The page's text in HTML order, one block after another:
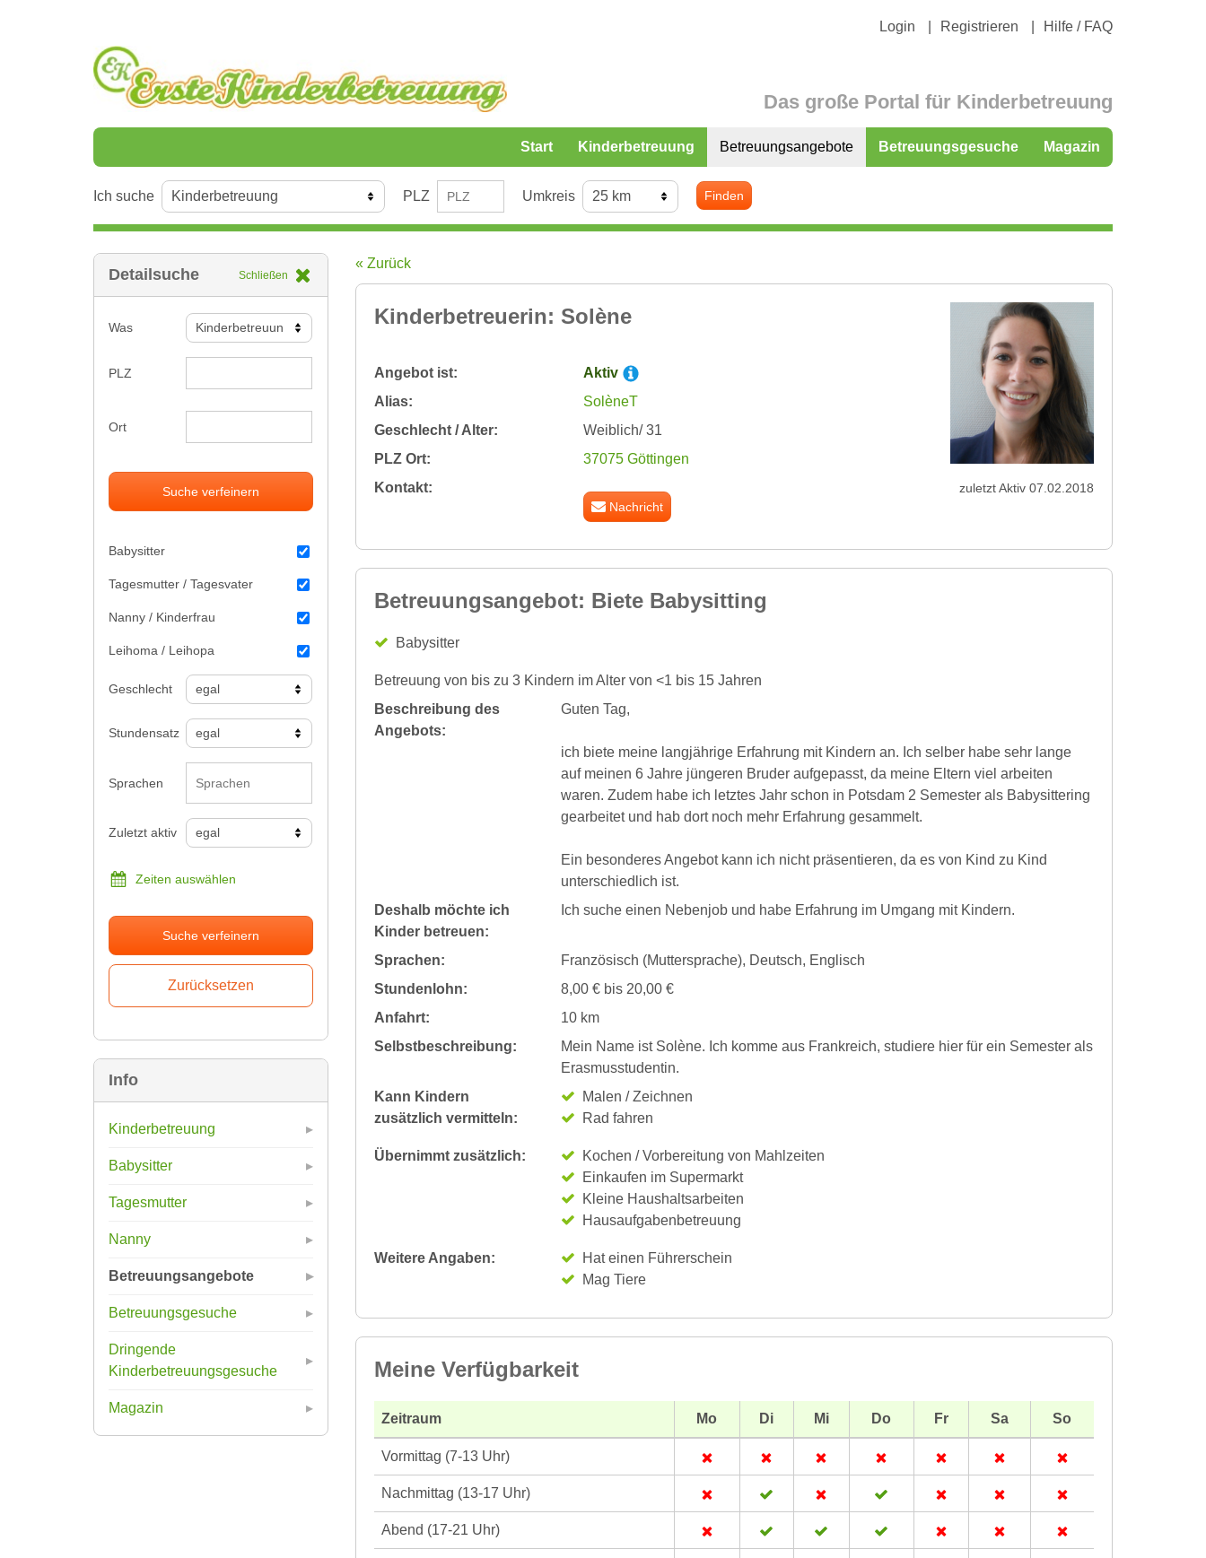
Login Registrieren Hilfe / FAQ
Das große Portal für Kinderbetreuung
Start Kinderbetreuung Betreuungsangebote Betreuungsgesuche Magazin
Ich suche PLZ Umkreis Finden
Detailsuche Schließen
Was
PLZ
Ort
Suche verfeinern
Babysitter
Tagesmutter / Tagesvater
Nanny / Kinderfrau
Leihoma / Leihopa
Geschlecht
Stundensatz
Sprachen
Zuletzt aktiv
Zeiten auswählen
Suche verfeinern
Info
Kinderbetreuung
Babysitter
Tagesmutter
Nanny
Betreuungsangebote
Betreuungsgesuche
Dringende
Kinderbetreuungsgesuche
Magazin
« Zurück
Kinderbetreuerin: Solène
Angebot ist:
Aktiv
Alias:
SolèneT
Geschlecht / Alter:
Weiblich/ 31
PLZ Ort:
37075 Göttingen
Kontakt:
Nachricht
zuletzt Aktiv 07.02.2018
Betreuungsangebot: Biete Babysitting
Babysitter
Betreuung von bis zu 3 Kindern im Alter von <1 bis 15 Jahren
Beschreibung des
Angebots:
Guten Tag,
ich biete meine langjährige Erfahrung mit Kindern an. Ich selber habe sehr lange
auf meinen 6 Jahre jüngeren Bruder aufgepasst, da meine Eltern viel arbeiten
waren. Zudem habe ich letztes Jahr schon in Potsdam 2 Semester als Babysittering
gearbeitet und hab dort noch mehr Erfahrung gesammelt.
Ein besonderes Angebot kann ich nicht präsentieren, da es von Kind zu Kind
unterschiedlich ist.
Deshalb möchte ich
Kinder betreuen:
Ich suche einen Nebenjob und habe Erfahrung im Umgang mit Kindern.
Sprachen:
Französisch (Muttersprache), Deutsch, Englisch
Stundenlohn:
8,00 € bis 20,00 €
Anfahrt:
10 km
Selbstbeschreibung:
Mein Name ist Solène. Ich komme aus Frankreich, studiere hier für ein Semester als
Erasmusstudentin.
Kann Kindern
zusätzlich vermitteln:
Malen / Zeichnen
Rad fahren
Übernimmt zusätzlich:
Kochen / Vorbereitung von Mahlzeiten
Einkaufen im Supermarkt
Kleine Haushaltsarbeiten
Hausaufgabenbetreuung
Weitere Angaben:
Hat einen Führerschein
Mag Tiere
Meine Verfügbarkeit
Zeitraum Mo Di Mi Do Fr Sa So
Vormittag (7-13 Uhr)
Nachmittag (13-17 Uhr)
Abend (17-21 Uhr)